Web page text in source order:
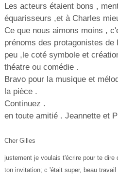
Les acteurs étaient bons ,
équarisseurs ,et à Charles
Ce que nous aimons moins ,
prénoms des protagonistes de
peu ,le coté symbole et
théatre ou comédie .
Bravo pour la musique et
la pièce .
Continuez .
en toute amitié . Jeannette et
Cher Gilles
justement je voulais t'écrire pour te
ton invitation; c 'était super, beau